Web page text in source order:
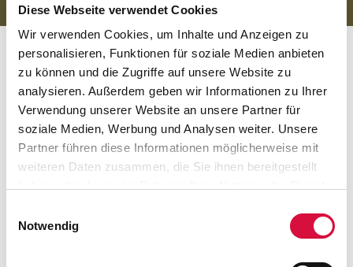
Diese Webseite verwendet Cookies
Wir verwenden Cookies, um Inhalte und Anzeigen zu
personalisieren, Funktionen für soziale Medien anbieten
zu können und die Zugriffe auf unsere Website zu
analysieren. Außerdem geben wir Informationen zu Ihrer
Verwendung unserer Website an unsere Partner für
soziale Medien, Werbung und Analysen weiter. Unsere
Partner führen diese Informationen möglicherweise mit
weiteren Daten zusammen, die Sie ihnen bereitgestellt
Cookies, wenn Sie unsere Webseite weiterhin nutzen.
Notwendig
Viele Arbeitsstunden und gute
Zusammenarbeit mit kreativen
Lösungen
Diese Arbeiten konnten in den vergangenen Jahren
umgsetzt werden: Aufarbeitung der Kirchentüren und
(2017), Sanierung der Nordeinfriedung und Errichtung